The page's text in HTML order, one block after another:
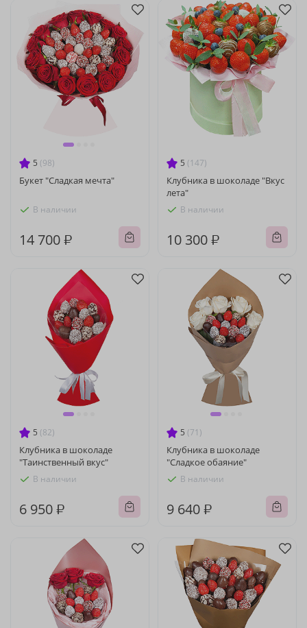
5 (98)
Букет "Сладкая мечта"
В наличии
14 700 ₽
5 (147)
Клубника в шоколаде "Вкус
лета"
В наличии
10 300 ₽
5 (82)
Клубника в шоколаде
"Таинственный вкус"
В наличии
6 950 ₽
5 (71)
Клубника в шоколаде
"Сладкое обаяние"
В наличии
9 640 ₽